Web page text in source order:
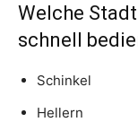
Welche
schnell
Schinkel
Hellern